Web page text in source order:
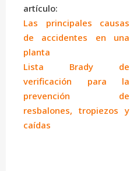
artículo:
Las principales causas
de accidentes en una
planta
Lista Brady de
verificación para la
prevención de
resbalones, tropiezos y
caídas